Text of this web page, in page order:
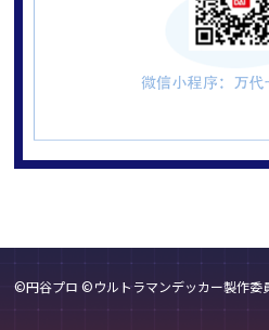
©円谷プロ ©ウルトラマンデッカー製作委